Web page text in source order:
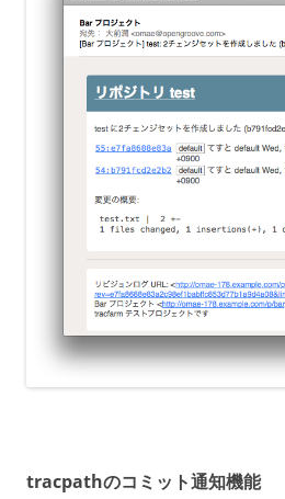
tracpathのコミット通知機能